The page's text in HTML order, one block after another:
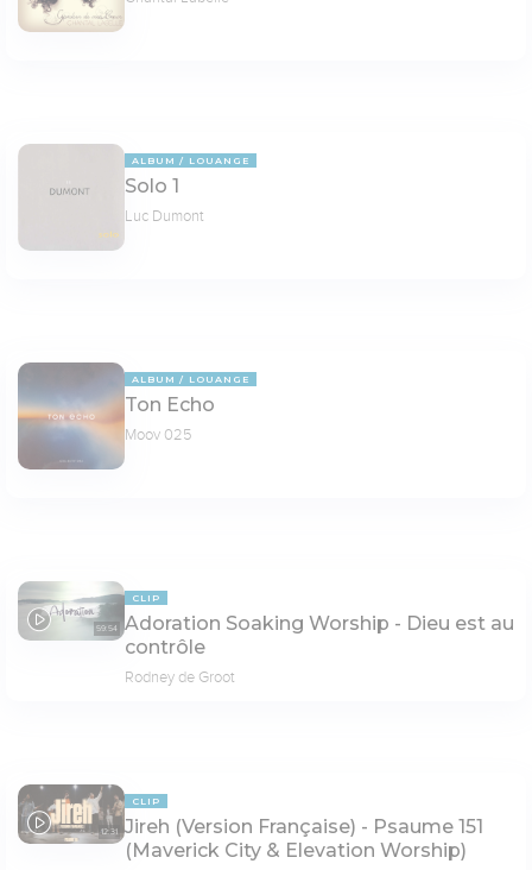
ALBUM LOUANGE
Solo 1
Luc Dumont
ALBUM LOUANGE
Ton Echo
Moov 025
59:54
CLIP
Adoration Soaking Worship - Dieu est au
contrôle
Rodney de Groot
12:31
CLIP
Jireh (Version Française) - Psaume 151
(Maverick City & Elevation Worship)